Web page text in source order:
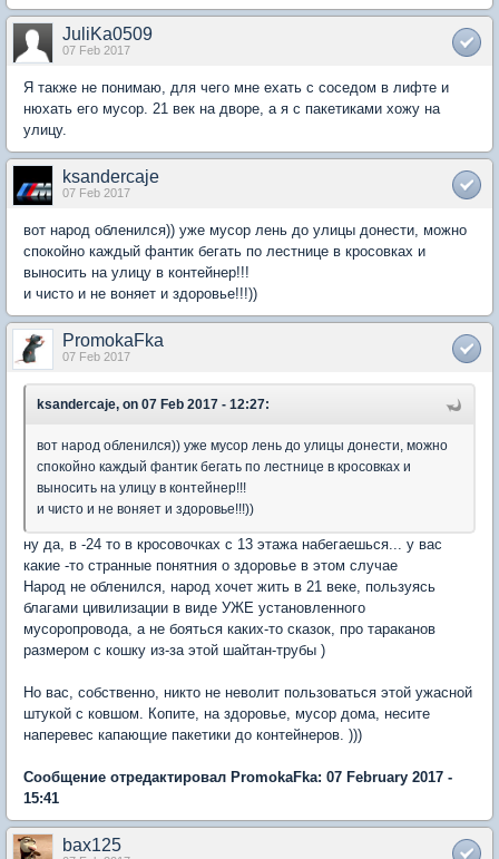
JuliKa0509
07 Feb 2017
Я также не понимаю, для чего мне ехать с соседом в лифте и
нюхать его мусор. 21 век на дворе, а я с пакетиками хожу на
улицу.
ksandercaje
07 Feb 2017
вот народ обленился)) уже мусор лень до улицы донести, можно
спокойно каждый фантик бегать по лестнице в кросовках и
выносить на улицу в контейнер!!!
и чисто и не воняет и здоровье!!!))
PromokaFka
07 Feb 2017
ksandercaje, on 07 Feb 2017 - 12:27:
вот народ обленился)) уже мусор лень до улицы донести, можно
спокойно каждый фантик бегать по лестнице в кросовках и
выносить на улицу в контейнер!!!
и чисто и не воняет и здоровье!!!))
ну да, в -24 то в кросовочках с 13 этажа набегаешься... у вас
какие -то странные понятния о здоровье в этом случае
Народ не обленился, народ хочет жить в 21 веке, пользуясь
благами цивилизации в виде УЖЕ установленного
мусоропровода, а не бояться каких-то сказок, про тараканов
размером с кошку из-за этой шайтан-трубы )
Но вас, собственно, никто не неволит пользоваться этой ужасной
штукой с ковшом. Копите, на здоровье, мусор дома, несите
наперевес капающие пакетики до контейнеров. )))
Сообщение отредактировал PromokaFka: 07 February 2017 -
15:41
bax125